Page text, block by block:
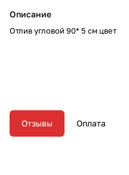
Описание
Отлив угловой 90* 5 см цвет
Отзывы Оплата